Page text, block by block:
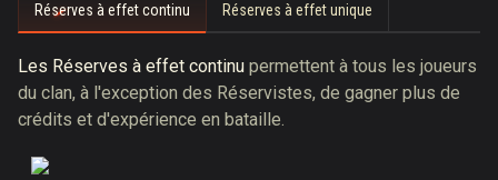
Réserves à effet continu Réserves à effet unique
Les Réserves à effet continu permettent à tous les joueurs
du clan, à l'exception des Réservistes, de gagner plus de
crédits et d'expérience en bataille.